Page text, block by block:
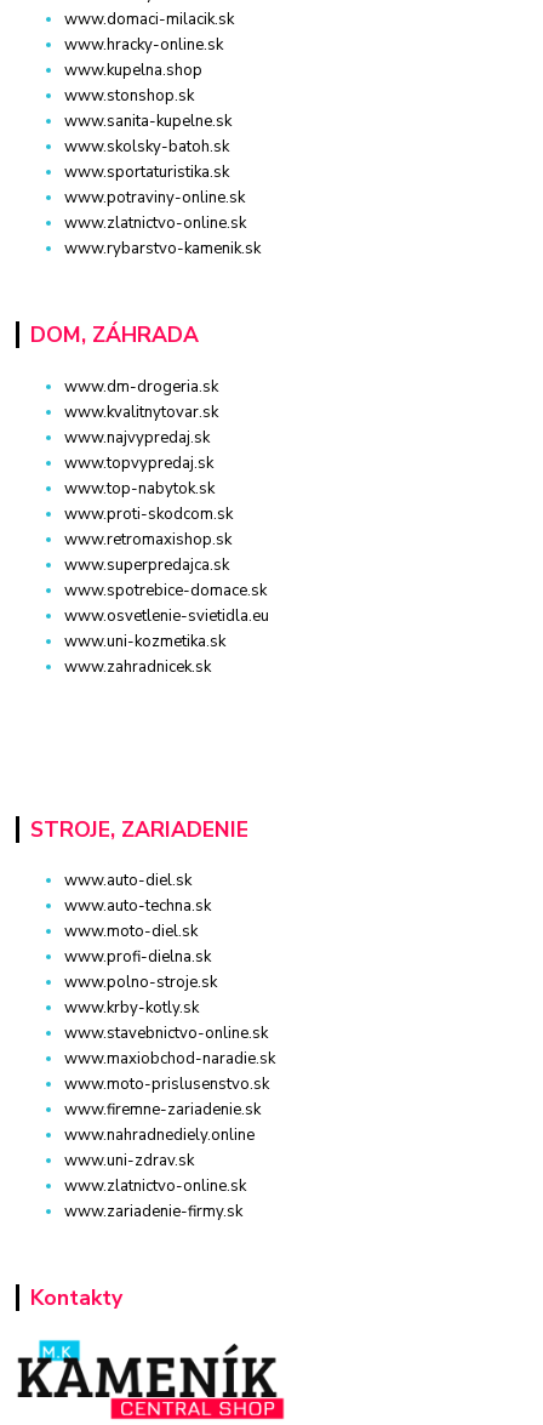
www.domaci-milacik.sk
www.hracky-online.sk
www.kupelna.shop
www.stonshop.sk
www.sanita-kupelne.sk
www.skolsky-batoh.sk
www.sportaturistika.sk
www.potraviny-online.sk
www.zlatnictvo-online.sk
www.rybarstvo-kamenik.sk
DOM, ZÁHRADA
www.dm-drogeria.sk
www.kvalitnytovar.sk
www.najvypredaj.sk
www.topvypredaj.sk
www.top-nabytok.sk
www.proti-skodcom.sk
www.retromaxishop.sk
www.superpredajca.sk
www.spotrebice-domace.sk
www.osvetlenie-svietidla.eu
www.uni-kozmetika.sk
www.zahradnicek.sk
STROJE, ZARIADENIE
www.auto-diel.sk
www.auto-techna.sk
www.moto-diel.sk
www.profi-dielna.sk
www.polno-stroje.sk
www.krby-kotly.sk
www.stavebnictvo-online.sk
www.maxiobchod-naradie.sk
www.moto-prislusenstvo.sk
www.firemne-zariadenie.sk
www.nahradnediely.online
www.uni-zdrav.sk
www.zlatnictvo-online.sk
www.zariadenie-firmy.sk
Kontakty